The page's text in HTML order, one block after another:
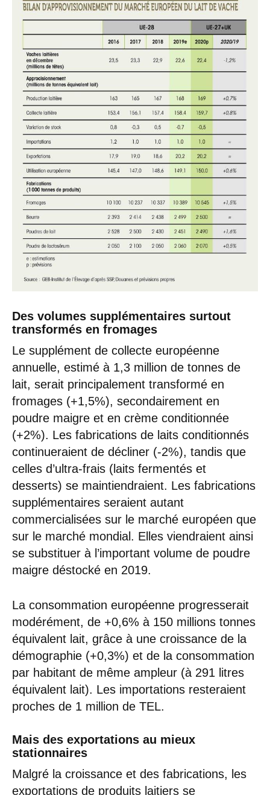
Des volumes supplémentaires surtout
transformés en fromages
Le supplément de collecte européenne
annuelle, estimé à 1,3 million de tonnes de
lait, serait principalement transformé en
fromages (+1,5%), secondairement en
poudre maigre et en crème conditionnée
(+2%). Les fabrications de laits conditionnés
continueraient de décliner (-2%), tandis que
celles d’ultra-frais (laits fermentés et
desserts) se maintiendraient. Les fabrications
supplémentaires seraient autant
commercialisées sur le marché européen que
sur le marché mondial. Elles viendraient ainsi
se substituer à l’important volume de poudre
maigre déstocké en 2019.
La consommation européenne progresserait
modérément, de +0,6% à 150 millions tonnes
équivalent lait, grâce à une croissance de la
démographie (+0,3%) et de la consommation
par habitant de même ampleur (à 291 litres
équivalent lait). Les importations resteraient
proches de 1 million de TEL.
Mais des exportations au mieux
stationnaires
Malgré la croissance et des fabrications, les
exportations de produits laitiers se